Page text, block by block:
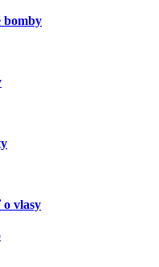
bomby
o vlasy